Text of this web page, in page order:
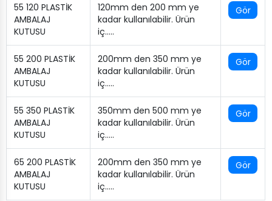
55 120 PLASTİK
AMBALAJ
KUTUSU
120mm den 200 mm ye
kadar kullanılabilir. Ürün
iç…..
Gör
55 200 PLASTİK
AMBALAJ
KUTUSU
200mm den 350 mm ye
kadar kullanılabilir. Ürün
iç…..
Gör
55 350 PLASTİK
AMBALAJ
KUTUSU
350mm den 500 mm ye
kadar kullanılabilir. Ürün
iç…..
Gör
65 200 PLASTİK
AMBALAJ
KUTUSU
200mm den 350 mm ye
kadar kullanılabilir. Ürün
iç…..
Gör